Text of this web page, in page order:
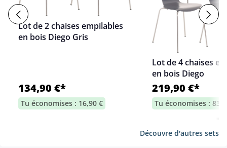
Lot de 2 chaises empilables
en bois Diego Gris
134,90 €*
Tu économises : 16,90 €
Lot de 4 chaises
en bois Diego
219,90 €*
Tu économises :
Découvre d'autres sets